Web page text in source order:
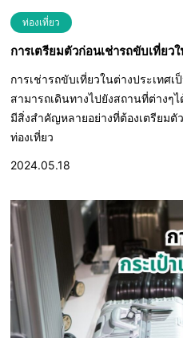
ท่องเที่ยว
การเตรียมตัวก่อนเช่ารถขับเที่ยว
การเช่ารถขับเที่ยวในต่างประเท
สามารถเดินทางไปยังสถานที่ต่างๆ
มีสิ่งสำคัญหลายอย่างที่ต้องเตรียม
ท่องเที่ยว
2024.05.18